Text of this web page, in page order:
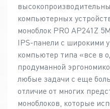
компьютерных
моноблок PRO AP241Z
IPS-панели с широкими
компьютер типа «все в
продуманной
любые задачи с еще
отличие от многих
моноблоков, которые